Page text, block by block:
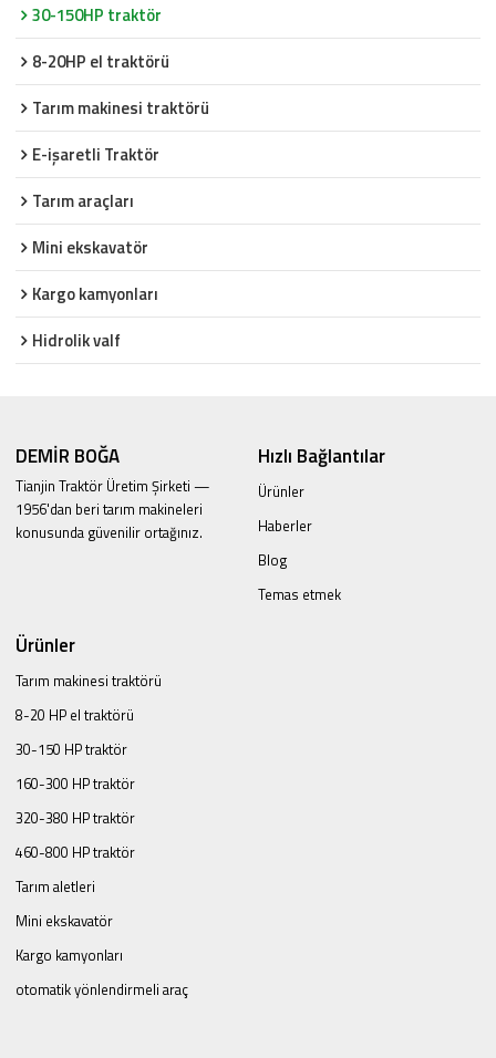
30-150HP traktör
8-20HP el traktörü
Tarım makinesi traktörü
E-işaretli Traktör
Tarım araçları
Mini ekskavatör
Kargo kamyonları
Hidrolik valf
DEMİR BOĞA
Tianjin Traktör Üretim Şirketi —
1956'dan beri tarım makineleri
konusunda güvenilir ortağınız.
Hızlı Bağlantılar
Ürünler
Haberler
Blog
Temas etmek
Ürünler
Tarım makinesi traktörü
8-20 HP el traktörü
30-150 HP traktör
160-300 HP traktör
320-380 HP traktör
460-800 HP traktör
Tarım aletleri
Mini ekskavatör
Kargo kamyonları
otomatik yönlendirmeli araç